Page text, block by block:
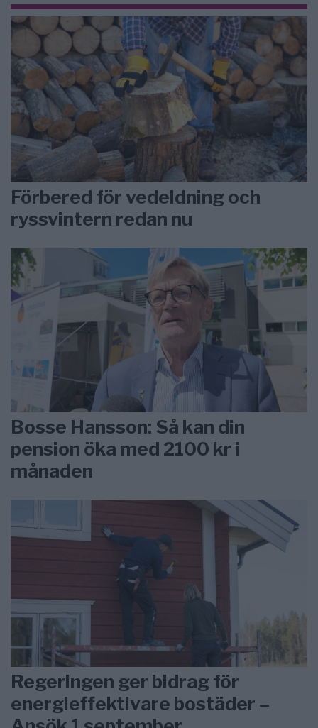
Förbered för vedeldning och
ryssvintern redan nu
Bosse Hansson: Så kan din
pension öka med 2100 kr i
månaden
Regeringen ger bidrag för
energieffektivare bostäder –